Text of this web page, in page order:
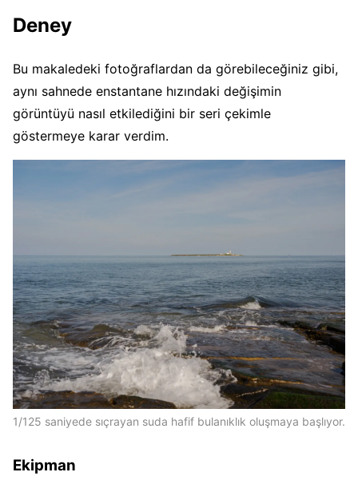
Deney
Bu makaledeki fotoğraflardan da görebileceğiniz gibi,
aynı sahnede enstantane hızındaki değişimin
görüntüyü nasıl etkilediğini bir seri çekimle
göstermeye karar verdim.
1/125 saniyede sıçrayan suda hafif bulanıklık oluşmaya başlıyor.
Ekipman